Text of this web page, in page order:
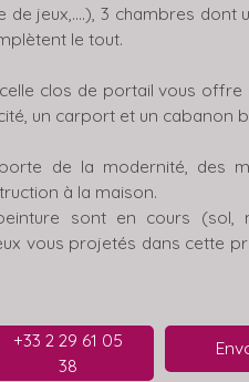
de jeux,....), 3 chambres dont
le tout.
clos de portail vous offre
un carport et un cabanon
de la modernité, des
à la maison.
sont en cours (sol,
vous projetés dans cette
+33 2 29 61 05
38